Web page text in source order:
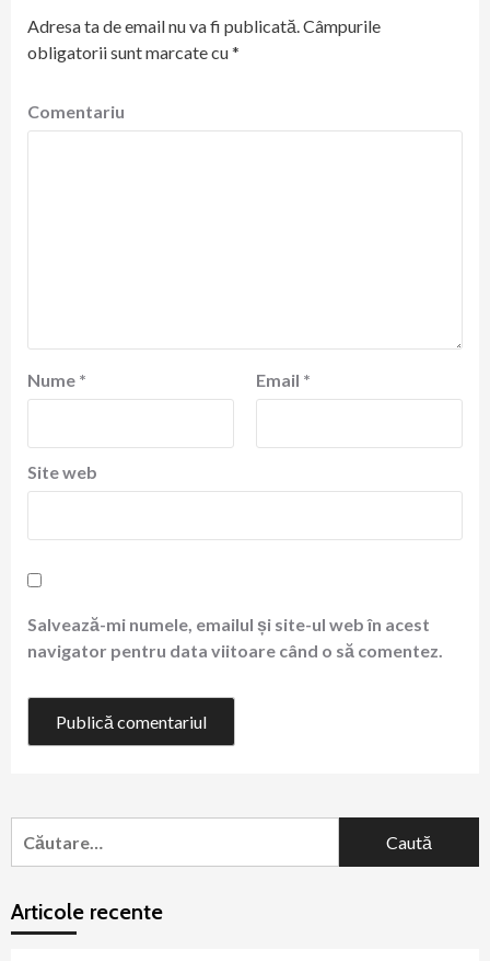
Adresa ta de email nu va fi publicată.Câmpurile
obligatorii sunt marcate cu*
Comentariu
Nume * Email *
Site web
Salvează-mi numele, emailul și site-ul web în acest
navigator pentru data viitoare când o să comentez.
după:
Articole recente